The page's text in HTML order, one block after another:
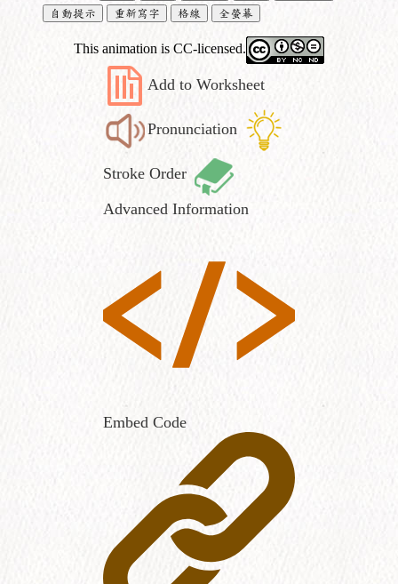
自動提示
重新寫字 格線 全螢幕
This animation is CC-licensed.
Add to Worksheet
Pronunciation
Stroke Order
Advanced Information
Embed Code